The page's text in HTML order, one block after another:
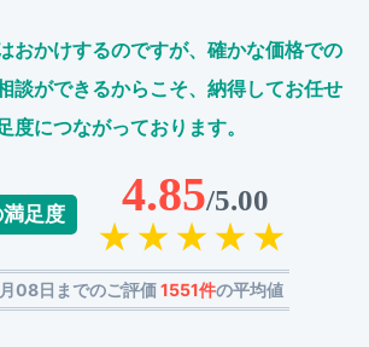
おかけするのですが、 確かな価格での
談ができるからこそ、 納得してお任せ
度につながっております。
足度 4.85/5.00
08日までのご評価1551件の平均値